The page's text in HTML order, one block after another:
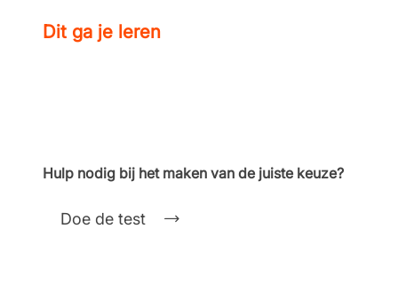
Dit ga je leren
Hulp nodig bij het maken van de juiste keuze?
Doe de test